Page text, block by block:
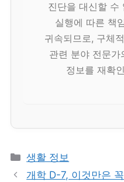
진단을 대신할 수
실행에 따른 책
귀속되므로, 구체
관련 분야 전문가
정보를 재확
카
테
생활 정보
개학 D-7, 이것만은